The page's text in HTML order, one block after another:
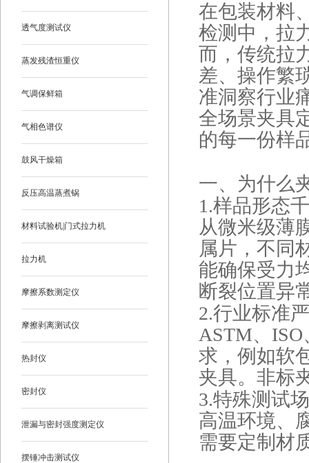
透气度测试仪
蒸发残渣恒重仪
气调保鲜箱
气相色谱仪
鼓风干燥箱
反压高温蒸煮锅
材料试验机|门式拉力机
拉力机
摩擦系数测定仪
摩擦剥离测试仪
热封仪
密封仪
泄漏与密封强度测定仪
摆锤冲击测试仪
在包装材料
检测中，拉
而，传统拉
差、操作繁
准洞察行业
全场景夹具
的每一份样
一、为什么
1.样品形态
从微米级薄
属片，不同
能确保受力
断裂位置异
2.行业标准
ASTM、ISO
求，例如软
夹具。非标
3.特殊测试
高温环境、
需要定制材